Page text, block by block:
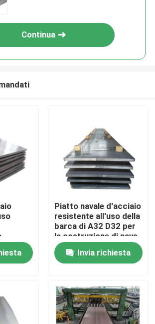
Continua
Piatto navale d'acciaio
resistente all'uso della
barca di A32 D32 per
la costruzione di nave
2500mm
Invia richiesta